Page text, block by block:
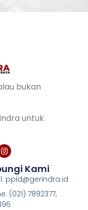
bukan
untuk
Kami
ppid@gerindra.id
(021) 7892377,